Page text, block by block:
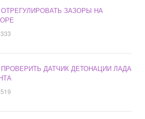
ОТРЕГУЛИРОВАТЬ ЗАЗОРЫ НА
ПРОВЕРИТЬ ДАТЧИК ДЕТОНАЦИИ ЛАДА